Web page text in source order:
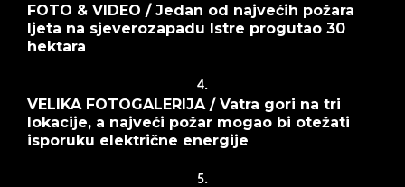
FOTO & VIDEO / Jedan od najvećih požara
ljeta na sjeverozapadu Istre progutao 30
hektara
4.
VELIKA FOTOGALERIJA / Vatra gori na tri
lokacije, a najveći požar mogao bi otežati
isporuku električne energije
5.